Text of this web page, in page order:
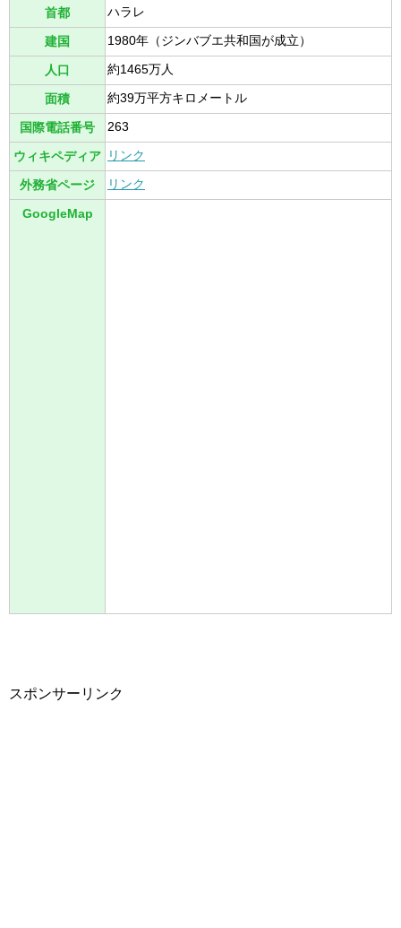
首都 ハラレ
建国 1980年（ジンバブエ共和国が成立）
人口 約1465万人
面積 約39万平方キロメートル
国際電話番号 263
ウィキペディア リンク
外務省ページ リンク
GoogleMap
スポンサーリンク